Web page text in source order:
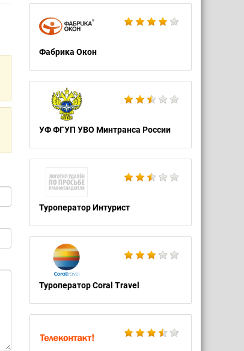
Фабрика Окон
УФ ФГУП УВО Минтранса России
Туроператор Интурист
Туроператор Coral Travel